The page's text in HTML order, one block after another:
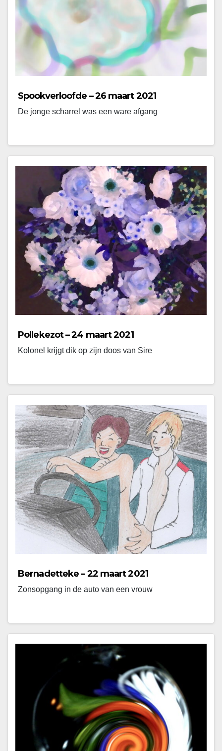
Spookverloofde – 26 maart 2021
De jonge scharrel was een ware afgang
Pollekezot – 24 maart 2021
Kolonel krijgt dik op zijn doos van Sire
Bernadetteke – 22 maart 2021
Zonsopgang in de auto van een vrouw